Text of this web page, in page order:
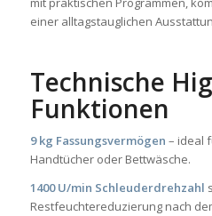
einer alltagstauglichen
Technische
Funktionen
9 kg Fassungsvermögen – ideal
Handtücher oder Bettwäsche.
1400 U/min Schleuderdrehzahl
Restfeuchtereduzierung nach